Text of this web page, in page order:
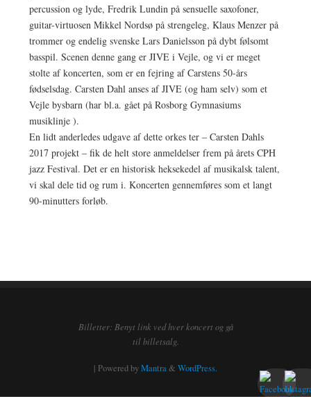
percussion og lyde, Fredrik Lundin på sensuelle saxofoner,
guitar-virtuosen Mikkel Nordsø på strengeleg, Klaus Menzer på
trommer og endelig svenske Lars Danielsson på dybt følsomt
basspil. Scenen denne gang er JIVE i Vejle, og vi er meget
stolte af koncerten, som er en fejring af Carstens 50-års
fødselsdag. Carsten Dahl anses af JIVE (og ham selv) som et
Vejle bysbarn (har bl.a. gået på Rosborg Gymnasiums
musiklinje ).
En lidt anderledes udgave af dette orkes ter – Carsten Dahls
2017 projekt – fik de helt store anmeldelser frem på årets CPH
jazz Festival. Det er en historisk heksekedel af musikalsk talent,
vi skal dele tid og rum i. Koncerten gennemføres som et langt
90-minutters forløb.
Billetter: Benyt link ved hver koncert og gå
til billetsalg.
| Powered byMantra& WordPress.